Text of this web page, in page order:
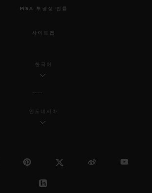
MSA 투명성 법률
사이트맵
한국어
인도네시아